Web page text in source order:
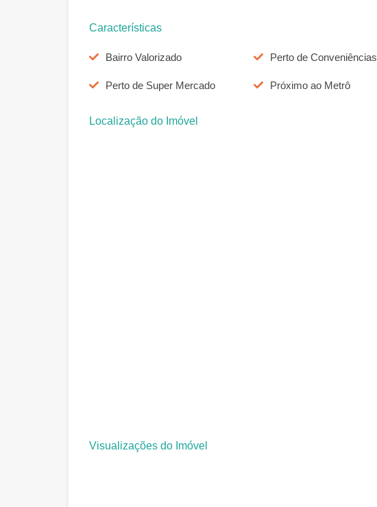
Características
Bairro Valorizado Perto de Conveniências
Perto de Super Mercado Próximo ao Metrô
Localização do Imóvel
Visualizações do Imóvel